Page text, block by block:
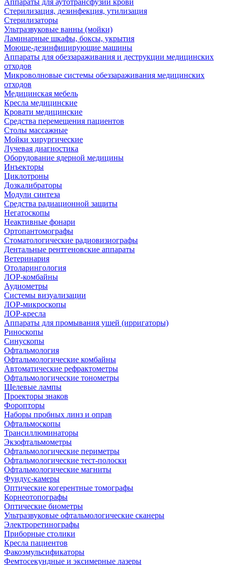
Аппараты для аутотрансфузии крови
Стерилизация, дезинфекция, утилизация
Стерилизаторы
Ультразвуковые ванны (мойки)
Ламинарные шкафы, боксы, укрытия
Моюще-дезинфицирующие машины
Аппараты для обеззараживания и деструкции медицинских
отходов
Микроволновые системы обеззараживания медицинских
отходов
Медицинская мебель
Кресла медицинские
Кровати медицинские
Средства перемещения пациентов
Столы массажные
Мойки хирургические
Лучевая диагностика
Оборудование ядерной медицины
Инъекторы
Циклотроны
Дозкалибраторы
Модули синтеза
Средства радиационной защиты
Негатоскопы
Неактивные фонари
Ортопантомографы
Стоматологические радиовизиографы
Дентальные рентгеновские аппараты
Ветеринария
Отоларингология
ЛОР-комбайны
Аудиометры
Системы визуализации
ЛОР-микроскопы
ЛОР-кресла
Аппараты для промывания ушей (ирригаторы)
Риноскопы
Синускопы
Офтальмология
Офтальмологические комбайны
Автоматические рефрактометры
Офтальмологические тонометры
Щелевые лампы
Проекторы знаков
Форопторы
Наборы пробных линз и оправ
Офтальмоскопы
Трансиллюминаторы
Экзофтальмометры
Офтальмологические периметры
Офтальмологические тест-полоски
Офтальмологические магниты
Фундус-камеры
Оптические когерентные томографы
Корнеотопографы
Оптические биометры
Ультразвуковые офтальмологические сканеры
Электроретинографы
Приборные столики
Кресла пациентов
Факоэмульсификаторы
Фемтосекундные и эксимерные лазеры